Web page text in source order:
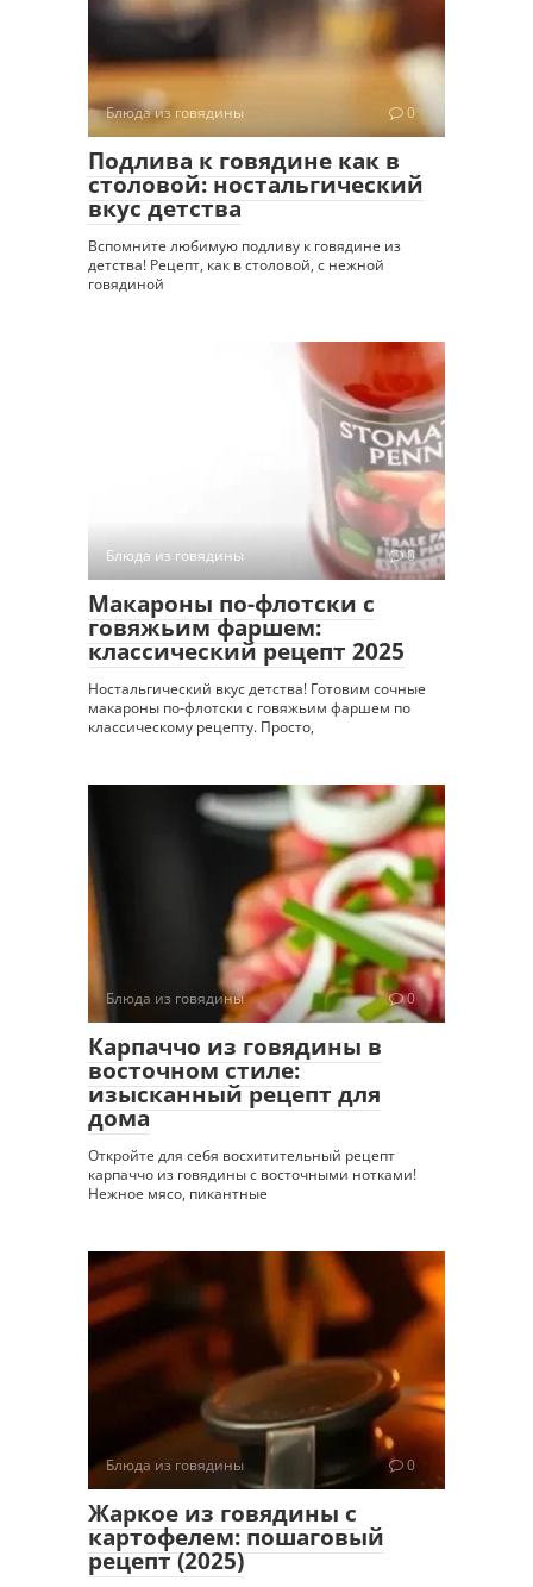
Блюда из говядины 0
Подлива к говядине как в
столовой: ностальгический
вкус детства
Вспомните любимую подливу к говядине из
детства! Рецепт, как в столовой, с нежной
говядиной
Блюда из говядины 0
Макароны по-флотски с
говяжьим фаршем:
классический рецепт 2025
Ностальгический вкус детства! Готовим сочные
макароны по-флотски с говяжьим фаршем по
классическому рецепту. Просто,
Блюда из говядины 0
Карпаччо из говядины в
восточном стиле:
изысканный рецепт для
дома
Откройте для себя восхитительный рецепт
карпаччо из говядины с восточными нотками!
Нежное мясо, пикантные
Блюда из говядины 0
Жаркое из говядины с
картофелем: пошаговый
рецепт (2025)